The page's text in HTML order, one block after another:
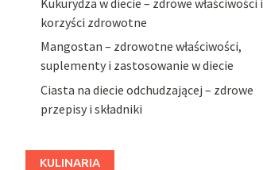
korzyści zdrowotne
Mangostan – zdrowotne właściwości,
suplementy i zastosowanie w diecie
Ciasta na diecie odchudzającej – zdrowe
przepisy i składniki
KULINARIA